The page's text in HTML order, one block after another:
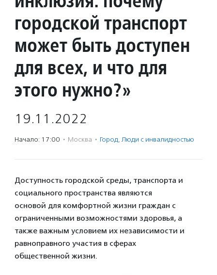
городской транспорт
может быть доступен
для всех, и что для
этого нужно?»
19.11.2022
Начало: 17:00 · Москва · Город, Люди с инвалидностью
Доступность городской среды, транспорта и
социального пространства являются
основой для комфортной жизни граждан с
ограниченными возможностями здоровья, а
также важным условием их независимости и
равноправного участия в сферах
общественной жизни.